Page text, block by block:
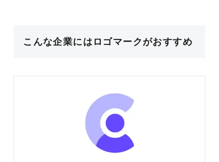
こんな企業にはロゴマークがおすすめ